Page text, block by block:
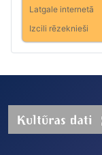
Latgale internetā
Izcili rēzeknieši